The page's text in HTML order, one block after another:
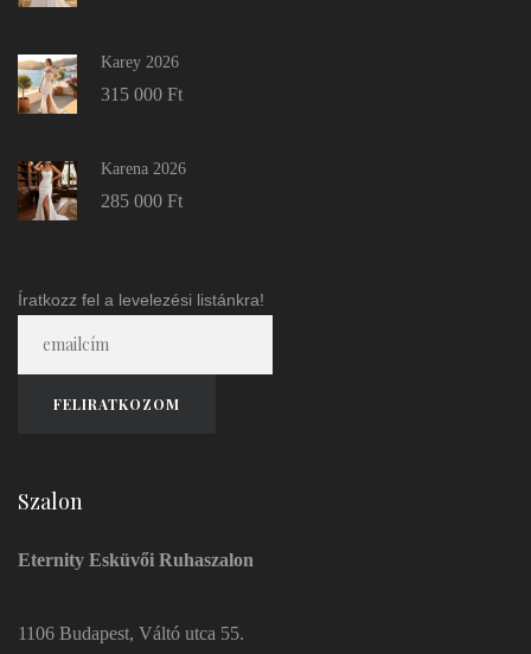
Karey 2026
315 000 Ft
Karena 2026
285 000 Ft
Íratkozz fel a levelezési listánkra!
Szalon
Eternity Esküvői Ruhaszalon
1106 Budapest, Váltó utca 55.